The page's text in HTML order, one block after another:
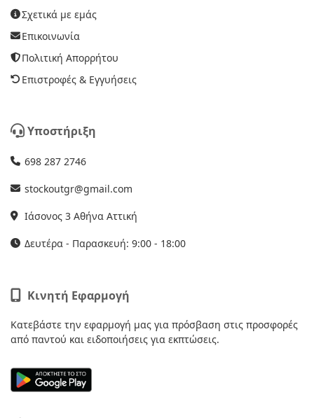
Σχετικά με εμάς
Επικοινωνία
Πολιτική Απορρήτου
Επιστροφές & Εγγυήσεις
Υποστήριξη
698 287 2746
stockoutgr@gmail.com
Ιάσονος 3 Αθήνα Αττική
Δευτέρα - Παρασκευή: 9:00 - 18:00
Κινητή Εφαρμογή
Κατεβάστε την εφαρμογή μας για πρόσβαση στις προσφορές
από παντού και ειδοποιήσεις για εκπτώσεις.